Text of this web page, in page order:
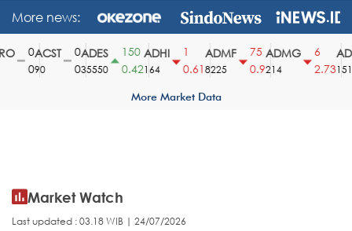
More news:
ACST
90
ADES
35550
150
0.42
ADHI
164
0.61
ADMF
8225
75
0.9
ADMG
214
2.731510
More Market Data
Market Watch
Last updated : 03.18 WIB | 24/07/2026